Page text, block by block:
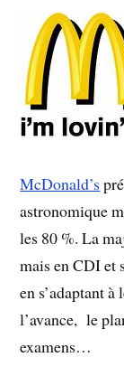
McDonald’s
astronomique
les 80 %. La
mais en CDI et
en s’adaptant
l’avance, le
examens…